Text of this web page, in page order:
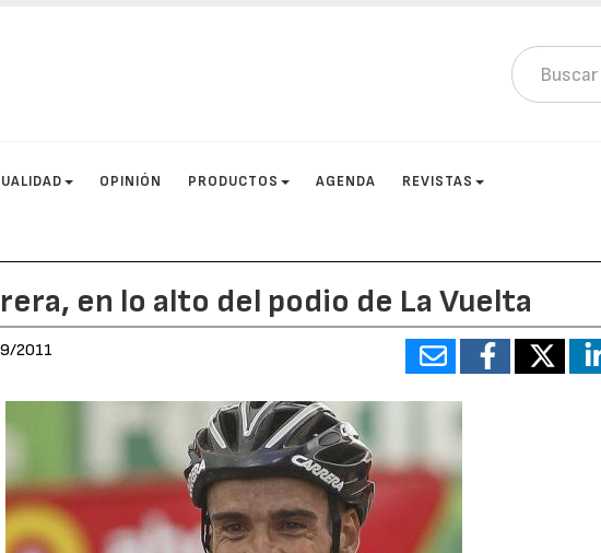
OPINIÓN PRODUCTOS AGENDA REVISTAS
en lo alto del podio de La Vuelta
2011